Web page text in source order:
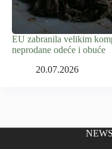
EU zabranila velikim
neprodane odeće i obuće
20.07.2026